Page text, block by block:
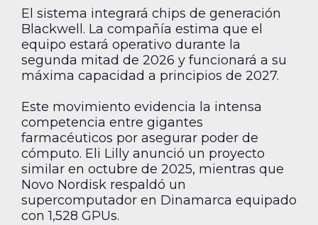
El sistema integrará chips de generación
Blackwell. La compañía estima que el
equipo estará operativo durante la
segunda mitad de 2026 y funcionará a su
máxima capacidad a principios de 2027.
Este movimiento evidencia la intensa
competencia entre gigantes
farmacéuticos por asegurar poder de
cómputo. Eli Lilly anunció un proyecto
similar en octubre de 2025, mientras que
Novo Nordisk respaldó un
supercomputador en Dinamarca equipado
con 1,528 GPUs.